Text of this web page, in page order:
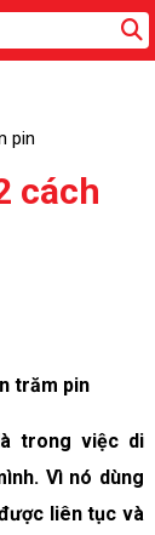
pin
cách
trăm pin
trong việc di
Vì nó dùng
liên tục và